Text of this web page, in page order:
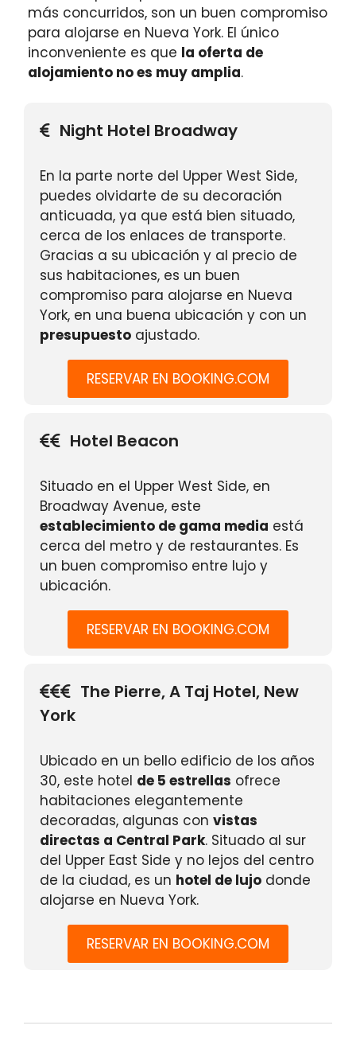
más concurridos, son un buen compromiso
para alojarse en Nueva York. El único
inconveniente es que la oferta de
alojamiento no es muy amplia.
Night Hotel Broadway
En la parte norte del Upper West Side,
puedes olvidarte de su decoración
anticuada, ya que está bien situado,
cerca de los enlaces de transporte.
Gracias a su ubicación y al precio de
sus habitaciones, es un buen
compromiso para alojarse en Nueva
York, en una buena ubicación y con un
presupuesto ajustado.
RESERVAR EN BOOKING.COM
Hotel Beacon
Situado en el Upper West Side, en
Broadway Avenue, este
establecimiento de gama media está
cerca del metro y de restaurantes. Es
un buen compromiso entre lujo y
ubicación.
RESERVAR EN BOOKING.COM
The Pierre, A Taj Hotel, New
York
Ubicado en un bello edificio de los años
30, este hotel de 5 estrellas ofrece
habitaciones elegantemente
decoradas, algunas con vistas
directas a Central Park. Situado al sur
del Upper East Side y no lejos del centro
de la ciudad, es un hotel de lujo donde
alojarse en Nueva York.
RESERVAR EN BOOKING.COM